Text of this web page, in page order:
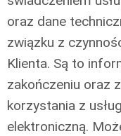
oraz dane
związku z
Klienta. Są to
zakończeniu oraz
korzystania z
elektroniczną.